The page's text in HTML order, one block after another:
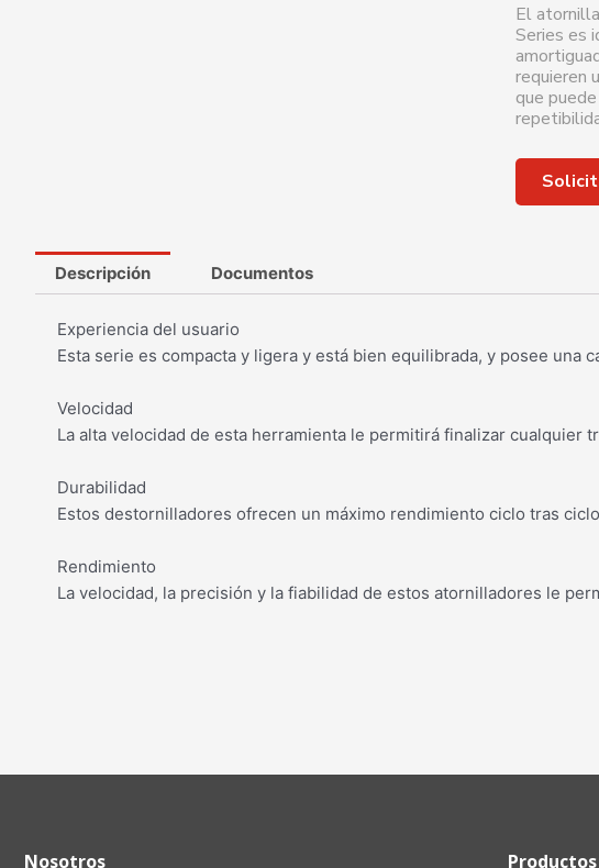
El
Series es
requieren
que
Descripción Documentos
Experiencia del usuario
Esta serie es compacta y ligera y está bien equilibrada, y posee una
Velocidad
La alta velocidad de esta herramienta le permitirá finalizar cualquier
Durabilidad
Estos destornilladores ofrecen un máximo rendimiento ciclo tras
Rendimiento
La velocidad, la precisión y la fiabilidad de estos atornilladores le
Nosotros Productos